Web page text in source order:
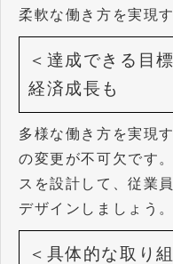
柔軟な働き方を実現
＜達成できる目
経済成長も
多様な働き方を実現
の変更が不可欠です
スを設計して、従業
デザインしましょう。
＜具体的な取り